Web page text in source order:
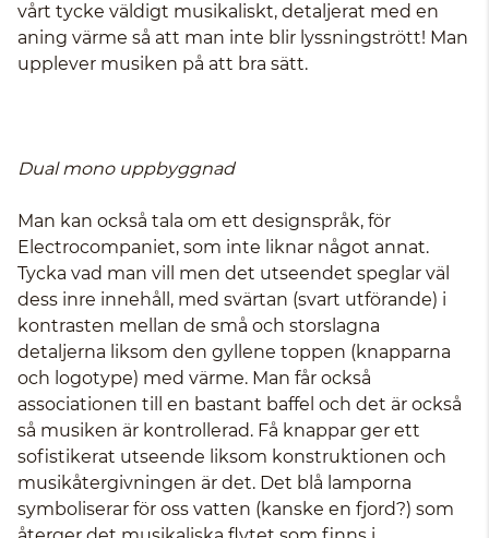
vårt tycke väldigt musikaliskt, detaljerat med en
aning värme så att man inte blir lyssningstrött! Man
upplever musiken på att bra sätt.
Dual mono uppbyggnad
Man kan också tala om ett designspråk, för
Electrocompaniet, som inte liknar något annat.
Tycka vad man vill men det utseendet speglar väl
dess inre innehåll, med svärtan (svart utförande) i
kontrasten mellan de små och storslagna
detaljerna liksom den gyllene toppen (knapparna
och logotype) med värme. Man får också
associationen till en bastant baffel och det är också
så musiken är kontrollerad. Få knappar ger ett
sofistikerat utseende liksom konstruktionen och
musikåtergivningen är det. Det blå lamporna
symboliserar för oss vatten (kanske en fjord?) som